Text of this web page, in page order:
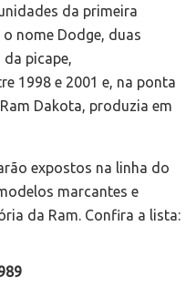
da primeira
nome Dodge, duas
picape,
1998 e 2001 e, na ponta
Dakota, produzia em
expostos na linha do
marcantes e
da Ram. Confira a lista: